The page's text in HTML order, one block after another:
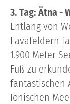
3. Tag: Ätna -
Entlang von
Lavafeldern
1.900 Meter
Fuß zu
fantastischen
Ionischen